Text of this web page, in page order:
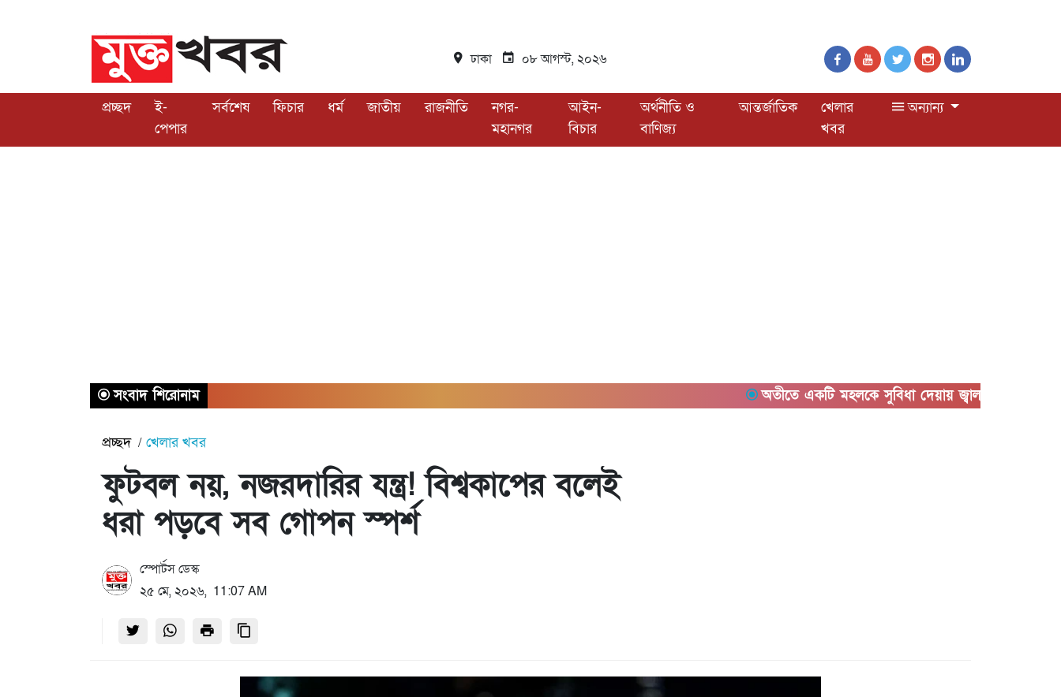
ঢাকা ০৮ আগস্ট, ২০২৬
প্রচ্ছদ
ই-
পেপার
সর্বশেষ ফিচার ধর্ম জাতীয় রাজনীতি
নগর-
মহানগর
আইন-
বিচার
অর্থনীতি ও
বাণিজ্য
আন্তর্জাতিক
খেলার
খবর
অন্যান্য
সংবাদ শিরোনাম অতীতে একটি মহলকে সুবিধা দেয়ায় জ্বালানি ও বিদ্যুতের সমস্যা
প্রচ্ছদ খেলার খবর
ফুটবল নয়, নজরদারির যন্ত্র! বিশ্বকাপের বলেই
ধরা পড়বে সব গোপন স্পর্শ
স্পোর্টস ডেস্ক
২৫ মে, ২০২৬, 11:07 AM